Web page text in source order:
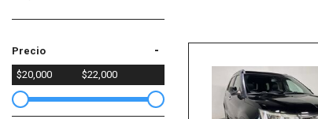
Precio -
$20,000 $22,000